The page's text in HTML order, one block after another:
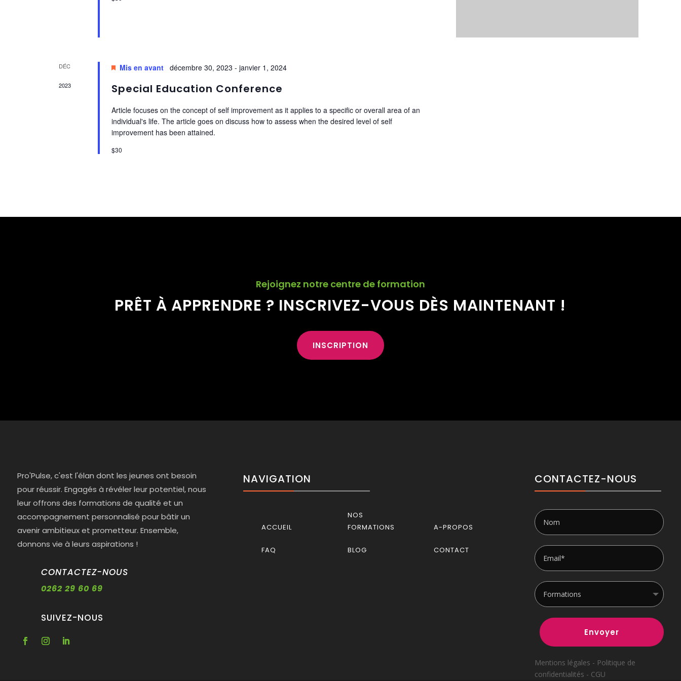
DÉC
2023
Mis en avant décembre 30, 2023 - janvier 1, 2024
Special Education Conference
Article focuses on the concept of self improvement as it applies to a specific or overall area of an
individual's life. The article goes on discuss how to assess when the desired level of self
improvement has been attained.
$30
Rejoignez notre centre de formation
PRÊT À APPRENDRE ? INSCRIVEZ-VOUS DÈS MAINTENANT !
INSCRIPTION
Pro'Pulse, c'est l'élan dont les jeunes ont besoin
pour réussir. Engagés à révéler leur potentiel, nous
leur offrons des formations de qualité et un
accompagnement personnalisé pour bâtir un
avenir ambitieux et prometteur. Ensemble,
donnons vie à leurs aspirations !
CONTACTEZ-NOUS
0262 29 60 69
SUIVEZ-NOUS
NAVIGATION
ACCUEIL
NOS
FORMATIONS
A-PROPOS
FAQ BLOG CONTACT
CONTACTEZ-NOUS
Envoyer
Mentions légales - Politique de
confidentialités - CGU